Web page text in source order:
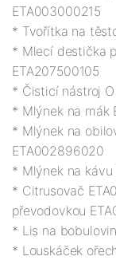
ETA003000215
* Tvořítka na
* Mlecí destička
ETA207500105
* Čisticí nástroj
* Mlýnek na mák
* Mlýnek na
ETA002896020
* Mlýnek na
* Citrusovač
převodovkou
* Lis na
* Louskáček